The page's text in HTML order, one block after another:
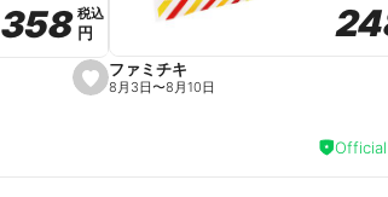
e
s
e
358
358税込
税込
円
円
ファミチキ
8月3日〜8月10日